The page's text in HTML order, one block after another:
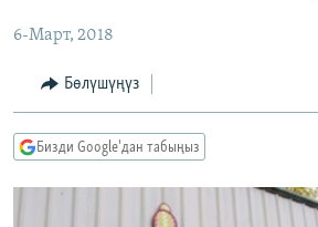
МАДАНИЯТ
ТВ ПРОГРАММАЛАР
БҮГҮН АЗАТТЫКТА
ПОДКАСТ
Русский
6-Март, 2018
Бөлүшүңүз
Бизди Google'дан табыңыз